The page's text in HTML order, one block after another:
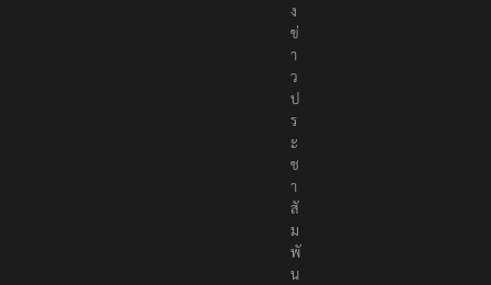
ส่
ง
ข่
า
ว
ป
ร
ะ
ช
า
สั
ม
พั